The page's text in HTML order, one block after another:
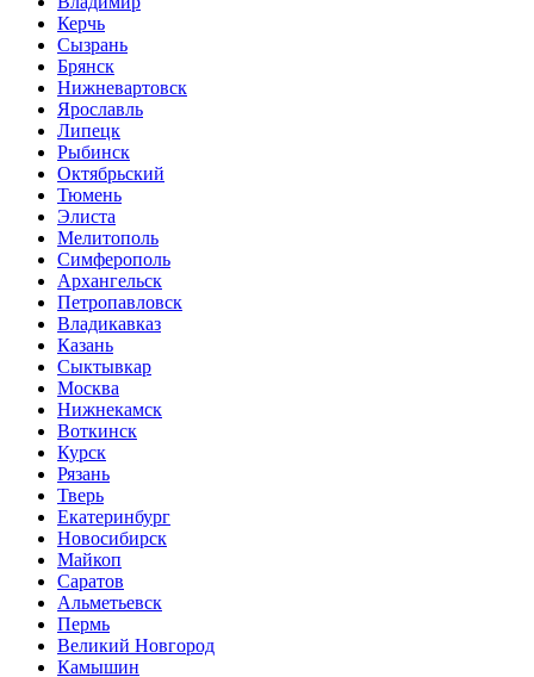
Керчь
Сызрань
Брянск
Нижневартовск
Ярославль
Липецк
Рыбинск
Октябрьский
Тюмень
Элиста
Мелитополь
Симферополь
Архангельск
Петропавловск
Владикавказ
Казань
Сыктывкар
Москва
Нижнекамск
Воткинск
Курск
Рязань
Тверь
Екатеринбург
Новосибирск
Майкоп
Саратов
Альметьевск
Пермь
Великий Новгород
Камышин